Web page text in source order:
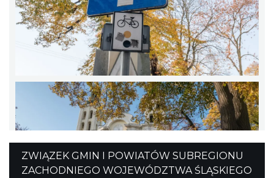
ZWIĄZEK GMIN I POWIATÓW SUBREGIONU
ZACHODNIEGO WOJEWÓDZTWA ŚLĄSKIEGO